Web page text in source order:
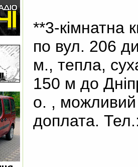
**3-кімнатна
по вул. 206
м., тепла,
150 м до
о. , можливий
доплата.